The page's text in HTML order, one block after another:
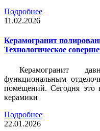
Подробнее
11.02.2026
Керамогранит
Технологическое
Керамогранит
функциональным
помещений. Сегодня это
керамики
Подробнее
22.01.2026